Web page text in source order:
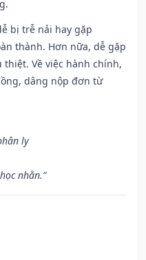
bị trễ nải hay gặp
thành. Hơn nữa, dễ gặp
Về việc hành chính,
dâng nộp đơn từ
ly
nhằn.”